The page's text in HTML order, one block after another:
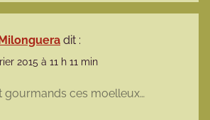
dit :
2015 à 11 h 11 min
gourmands ces moelleux…